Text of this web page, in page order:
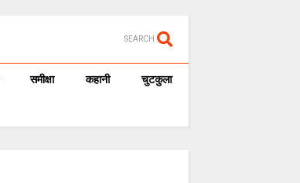
SEARCH
समीक्षा कहानी चुटकुला